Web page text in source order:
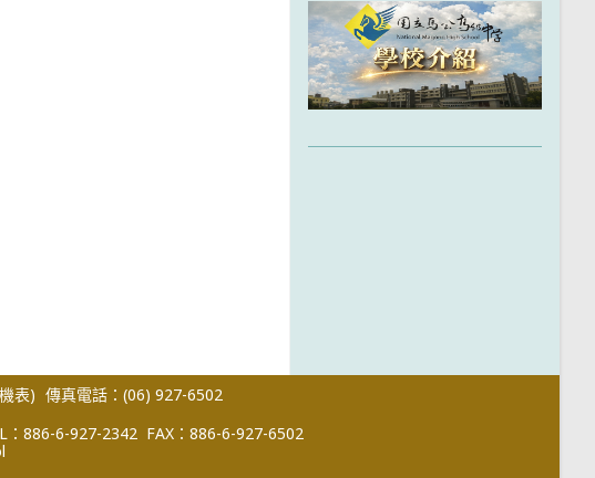
表) 傳真電話：(06) 927-6502
：886-6-927-2342 FAX：886-6-927-6502